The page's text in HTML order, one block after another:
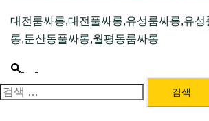
대전룸싸롱,대전풀싸롱,유성룸싸롱,유
롱,둔산동풀싸롱,월평동룸싸롱
Search
menu
검